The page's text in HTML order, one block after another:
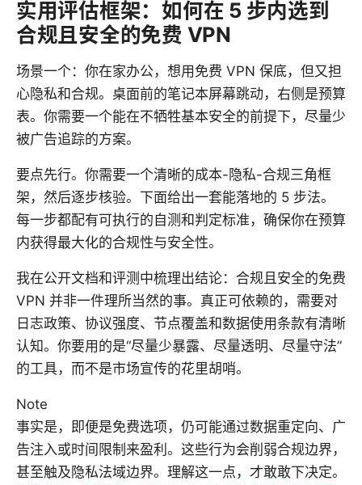
实用评估框架：如何在 5 步内选到
合规且安全的免费 VPN
场景一个：你在家办公，想用免费 VPN 保底，但又担
心隐私和合规。桌面前的笔记本屏幕跳动，右侧是预算
表。你需要一个能在不牺牲基本安全的前提下，尽量少
被广告追踪的方案。
要点先行。你需要一个清晰的成本-隐私-合规三角框
架，然后逐步核验。下面给出一套能落地的 5 步法。
每一步都配有可执行的自测和判定标准，确保你在预算
内获得最大化的合规性与安全性。
我在公开文档和评测中梳理出结论：合规且安全的免费
VPN 并非一件理所当然的事。真正可依赖的，需要对
日志政策、协议强度、节点覆盖和数据使用条款有清晰
认知。你要用的是“尽量少暴露、尽量透明、尽量守法”
的工具，而不是市场宣传的花里胡哨。
Note
事实是，即便是免费选项，仍可能通过数据重定向、广
告注入或时间限制来盈利。这些行为会削弱合规边界，
甚至触及隐私法域边界。理解这一点，才敢敢下决定。